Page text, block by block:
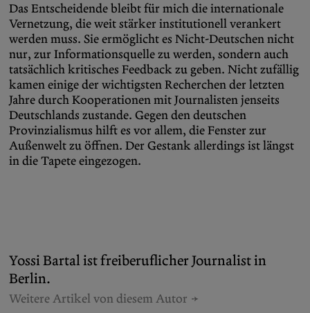
Das Entscheidende bleibt für mich die internationale
Vernetzung, die weit stärker institutionell verankert
werden muss. Sie ermöglicht es Nicht-Deutschen nicht
nur, zur Informationsquelle zu werden, sondern auch
tatsächlich kritisches Feedback zu geben. Nicht zufällig
kamen einige der wichtigsten Recherchen der letzten
Jahre durch Kooperationen mit Journalisten jenseits
Deutschlands zustande. Gegen den deutschen
Provinzialismus hilft es vor allem, die Fenster zur
Außenwelt zu öffnen. Der Gestank allerdings ist längst
in die Tapete eingezogen.
Yossi Bartal ist freiberuflicher Journalist in
Berlin.
Weitere Artikel von diesem Autor